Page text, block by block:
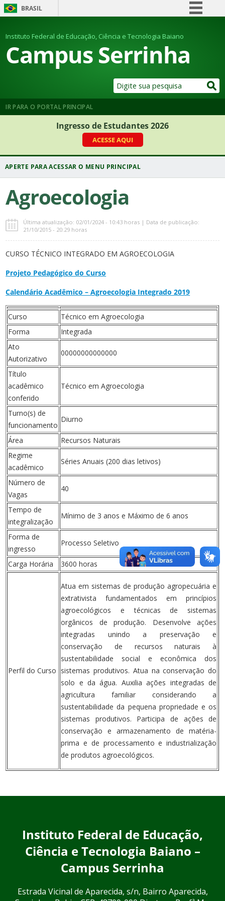
BRASIL
Comunica BR
Participe
Legislação
Instituto Federal de Educação, Ciência e Tecnologia Baiano
Campus Serrinha
IR PARA O PORTAL PRINCIPAL
Ingresso de Estudantes 2026
ACESSE AQUI
Agroecologia
Última atualização: 02/01/2024 - 10:43 horas | Data de publicação:
21/10/2015 - 20:29 horas
CURSO TÉCNICO INTEGRADO EM AGROECOLOGIA
Projeto Pedagógico do Curso
Calendário Acadêmico – Agroecologia Integrado 2019
Curso
Técnico em Agroecologia
Forma
Integrada
Ato
Autorizativo
00000000000000
Título
acadêmico
conferido
Técnico em Agroecologia
Turno(s) de
funcionamento
Diurno
Área
Recursos Naturais
Regime
acadêmico
Séries Anuais (200 dias letivos)
Número de
Vagas
40
Tempo de
integralização
Mínimo de 3 anos e Máximo de 6 anos
Forma de
ingresso
Processo Seletivo
Carga Horária 3600 horas
Perfil do Curso
Atua em sistemas de produção agropecuária e
extrativista fundamentados em princípios
agroecológicos e técnicas de sistemas
orgânicos de produção. Desenvolve ações
integradas unindo a preservação e
conservação de recursos naturais à
sustentabilidade social e econômica dos
sistemas produtivos. Atua na conservação do
solo e da água. Auxilia ações integradas de
agricultura familiar considerando a
sustentabilidade da pequena propriedade e os
sistemas produtivos. Participa de ações de
conservação e armazenamento de matéria-
prima e de processamento e industrialização
de produtos agroecológicos.
Instituto Federal de Educação,
Ciência e Tecnologia Baiano –
Campus Serrinha
Estrada Vicinal de Aparecida, s/n, Bairro Aparecida,